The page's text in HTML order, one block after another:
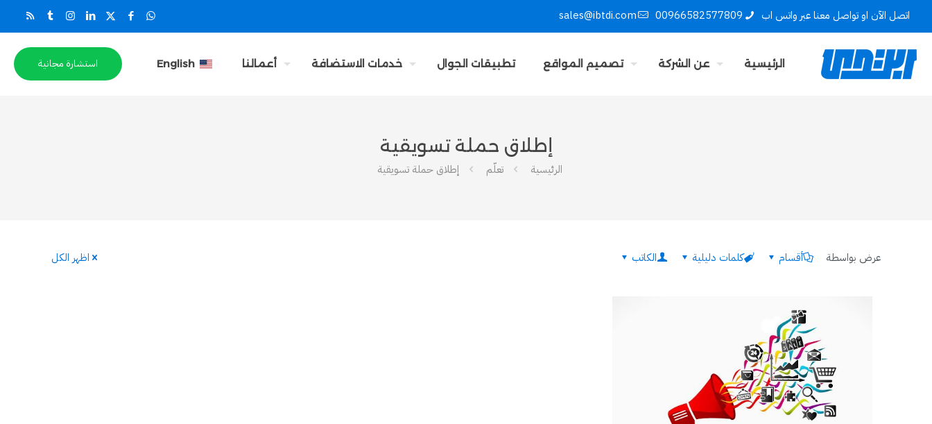
اتصل الآن او تواصل معنا عبر واتس اب 00966582577809
sales@ibtdi.com
الرئيسية عن الشركة تصميم المواقع تطبيقات الجوال خدمات الاستضافة أعمالنا English استشارة مجانية
إطلاق حملة تسويقية
الرئيسية تعلّم إطلاق حملة تسويقية
عرض بواسطة أقسام كلمات دليلية الكاتب اظهر الكل